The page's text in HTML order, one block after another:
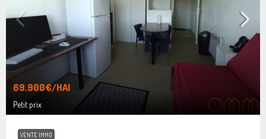
69.900€/HAI
Petit prix
VENTE IMMO